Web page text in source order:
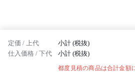
定価 / 上代 小計 (税抜)
仕入価格 / 下代 小計 (税抜)
都度見積の商品は合計金額